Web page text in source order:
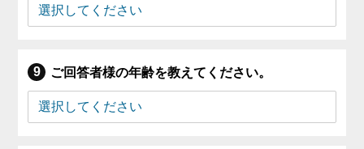
ご回答者様の年齢を教えてください。